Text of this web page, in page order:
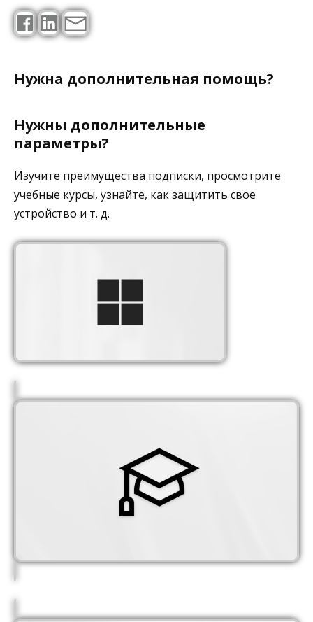
Нужна дополнительная помощь?
Нужны дополнительные
параметры?
Изучите преимущества подписки, просмотрите
учебные курсы, узнайте, как защитить свое
устройство и т. д.